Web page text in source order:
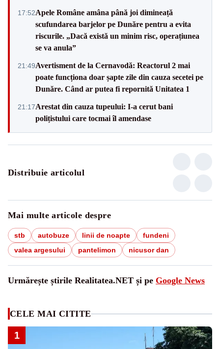
17:52Apele Române amâna până joi dimineață
scufundarea barjelor pe Dunăre pentru a evita
riscurile. „Dacă există un minim risc, operațiunea
se va anula”
21:49Avertisment de la Cernavodă: Reactorul 2 mai
poate funcționa doar șapte zile din cauza secetei pe
Dunăre. Când ar putea fi repornită Unitatea 1
21:17Arestat din cauza tupeului: I-a cerut bani
polițistului care tocmai îl amendase
Distribuie articolul
Mai multe articole despre
stb autobuze linii de noapte
fundeni
valea argesului
pantelimon nicusor dan
Urmărește știrile Realitatea.NET și pe Google News
CELE MAI CITITE
1